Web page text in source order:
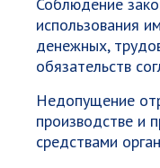
использования
денежных,
обязательств
Недопущение
производстве и
средствами